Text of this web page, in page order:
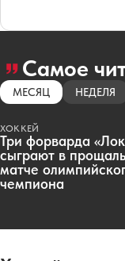
Самое
МЕСЯЦ НЕДЕЛЯ
ХОККЕЙ
Три форварда
сыграют в
матче
чемпиона